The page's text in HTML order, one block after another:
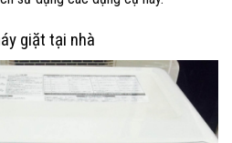
giặt tại nhà